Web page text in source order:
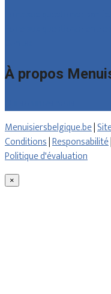
À propos
Menuisiersbelgique.be|
Conditions|Responsabilité|
Politique d'évaluation
×